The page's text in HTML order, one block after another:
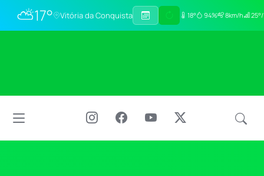
⛅17° Vitória da Conquista 18° 94% 8km/h